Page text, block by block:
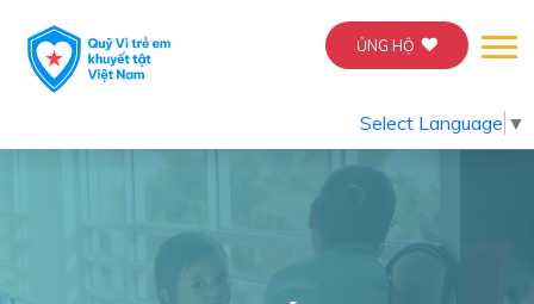
ỦNG HỘ
Select Language ▼